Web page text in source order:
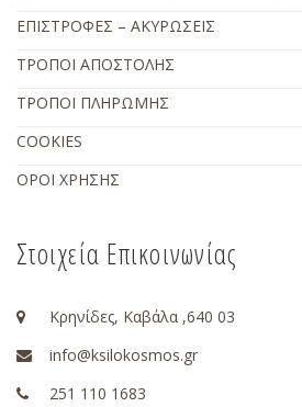
ΕΠΙΣΤΡΟΦΕΣ – ΑΚΥΡΩΣΕΙΣ
ΤΡΟΠΟΙ ΑΠΟΣΤΟΛΗΣ
ΤΡΟΠΟΙ ΠΛΗΡΩΜΗΣ
COOKIES
ΟΡΟΙ ΧΡΗΣΗΣ
Στοιχεία Επικοινωνίας
Κρηνίδες, Καβάλα ,640 03
info@ksilokosmos.gr
251 110 1683